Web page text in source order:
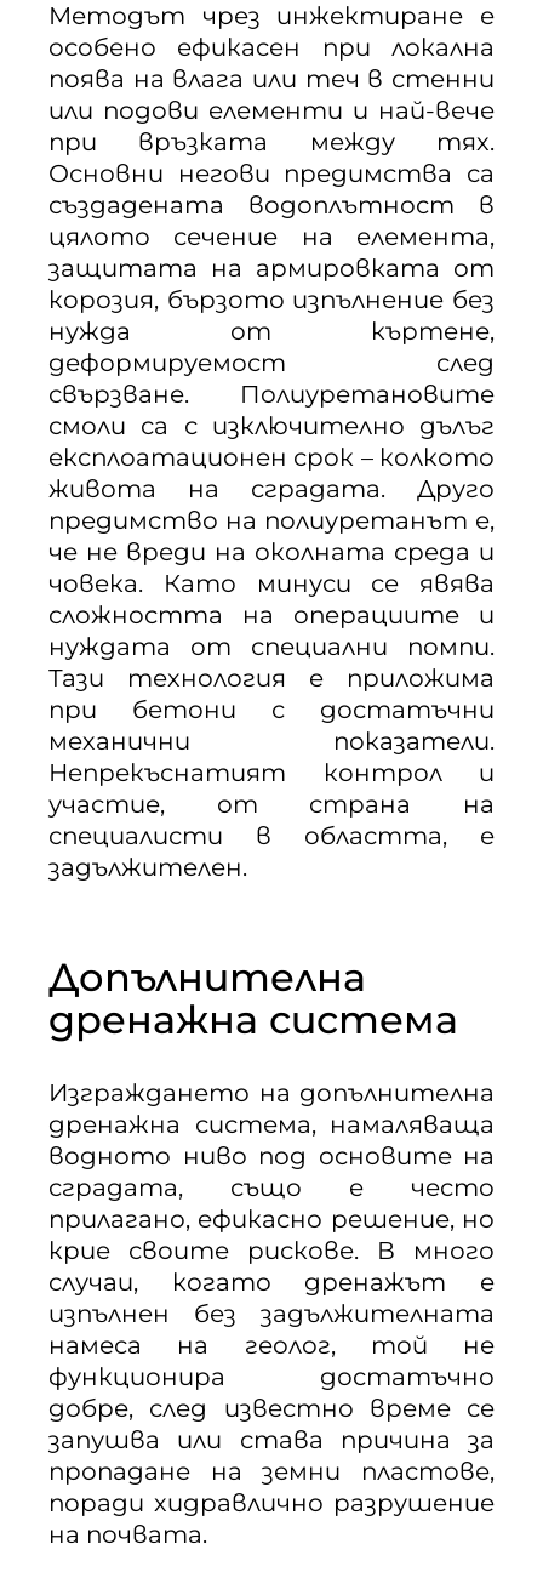
Методът чрез инжектиране е
особено ефикасен при локална
поява на влага или теч в стенни
или подови елементи и най-вече
при връзката между тях.
Основни негови предимства са
създадената водоплътност в
цялото сечение на елемента,
защитата на армировката от
корозия, бързото изпълнение без
нужда от къртене,
деформируемост след
свързване. Полиуретановите
смоли са с изключително дълъг
експлоатационен срок – колкото
живота на сградата. Друго
предимство на полиуретанът е,
че не вреди на околната среда и
човека. Като минуси се явява
сложността на операциите и
нуждата от специални помпи.
Тази технология е приложима
при бетони с достатъчни
механични показатели.
Непрекъснатият контрол и
участие, от страна на
специалисти в областта, е
задължителен.
Допълнителна
дренажна система
Изграждането на допълнителна
дренажна система, намаляваща
водното ниво под основите на
сградата, също е често
прилагано, ефикасно решение, но
крие своите рискове. В много
случаи, когато дренажът е
изпълнен без задължителната
намеса на геолог, той не
функционира достатъчно
добре, след известно време се
запушва или става причина за
пропадане на земни пластове,
поради хидравлично разрушение
на почвата.